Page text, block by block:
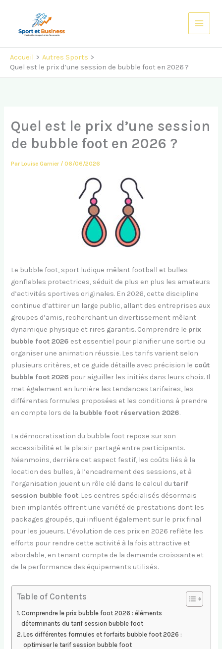
contenu
Accueil
Autres Sports
Quel est le prix d’une session de bubble foot en 2026 ?
Quel est le prix d’une session
de bubble foot en 2026 ?
ParLouise Garnier /06/06/2026
Le bubble foot, sport ludique mêlant football et bulles
gonflables protectrices, séduit de plus en plus les amateurs
d’activités sportives originales. En 2026, cette discipline
continue d’attirer un large public, allant des entreprises aux
groupes d’amis, recherchant un divertissement mêlant
dynamique physique et rires garantis. Comprendre le prix
bubble foot 2026 est essentiel pour planifier une sortie ou
organiser une animation réussie. Les tarifs varient selon
plusieurs critères, et ce guide détaille avec précision le coût
bubble foot 2026 pour aiguiller les initiés dans leurs choix. Il
met également en lumière les tendances tarifaires, les
différentes formules proposées et les conditions à prendre
en compte lors de la bubble foot réservation 2026.
La démocratisation du bubble foot repose sur son
accessibilité et le plaisir partagé entre participants.
Néanmoins, derrière cet aspect festif, les coûts liés à la
location des bulles, à l’encadrement des sessions, et à
l’organisation jouent un rôle clé dans le calcul dutarif
session bubble foot. Les centres spécialisés désormais
bien implantés offrent une variété de prestations dont les
packages groupés, qui influent également sur le prix final
pour les joueurs. L’évolution de ces prix en 2026 reflète les
efforts pour rendre cette activité à la fois attractive et
abordable, en tenant compte de la demande croissante et
de la performance des équipements utilisés.
Table of Contents
Comprendre le prix bubble foot 2026 : éléments
déterminants du tarif session bubble foot
Les différentes formules et forfaits bubble foot 2026 :
optimiser le tarif session bubble foot